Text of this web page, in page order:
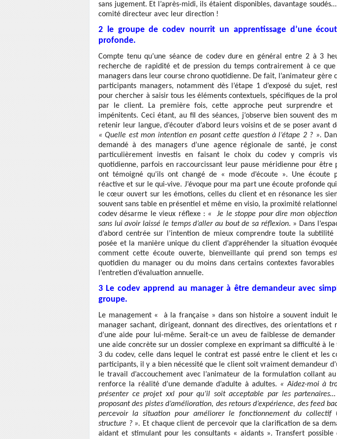
sans jugement. Et l’après-midi, ils étaient disponibles, davantage
comité directeur avec leur direction !
2 le groupe de codev nourrit un apprentissage d’une
profonde.
Compte tenu qu’une séance de codev dure en général entre 2 à 3
recherche de rapidité et de pression du temps contrairement à ce
managers dans leur course chrono quotidienne. De fait, l’animateur gère
participants managers, notamment dès l’étape 1 d’exposé du sujet,
pour chercher à saisir tous les éléments contextuels, spécifiques de la
par le client. La première fois, cette approche peut surprendre et
impénitents. Ceci étant, au fil des séances, j’observe bien souvent des
retenir leur langue, d’écouter d’abord leurs voisins et de se poser avant
« Quelle est mon intention en posant cette question à l’étape 2 ? ».
demandé à des managers d’une agence régionale de santé, je
particulièrement investis en faisant le choix du codev y compris
quotidienne, parfois en raccourcissant leur pause méridienne pour être
ont témoigné qu’ils ont changé de « mode d’écoute ». Une écoute
réactive et sur le qui-vive. J’évoque pour ma part une écoute profonde
le cœur ouvert sur les émotions, celles du client et en résonance les
souvent sans table en présentiel et même en visio, la proximité
codev désarme le vieux réflexe : « Je le stoppe pour dire mon
sans lui avoir laissé le temps d’aller au bout de sa réflexion. » Dans
d’abord centrée sur l’intention de mieux comprendre toute la
posée et la manière unique du client d’appréhender la situation
comment cette écoute ouverte, bienveillante qui prend son temps
quotidien du manager ou du moins dans certains contextes
l’entretien d’évaluation annuelle.
3 Le codev apprend au manager à être demandeur avec
groupe.
Le management « à la française » dans son histoire a souvent induit
manager sachant, dirigeant, donnant des directives, des orientations et
d’une aide pour lui-même. Serait-ce un aveu de faiblesse de
une aide concrète sur un dossier complexe en exprimant sa difficulté à le
3 du codev, celle dans lequel le contrat est passé entre le client et les
participants, il y a bien nécessité que le client soit vraiment demandeur
le travail d’accouchement avec l’animateur de la formulation collant
renforce la réalité d’une demande d’adulte à adultes. « Aidez-moi à
présenter ce projet xxl pour qu’il soit acceptable par les
proposant des pistes d’amélioration, des retours d’expérience, des feed
percevoir la situation pour améliorer le fonctionnement du
structure ? ». Et chaque client de percevoir que la clarification de sa
aidant et stimulant pour les consultants « aidants ». Transfert possible